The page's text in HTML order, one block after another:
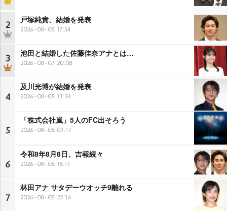
2 戸塚純貴、結婚を発表
2026-08-08 17:54
3 池田と結婚した佐藤佳奈アナとは…
2026-08-07 20:08
4
及川光博が結婚を発表
2026-08-08 11:34
5
「株式会社嵐」5人のFC出そろう
2026-08-08 09:17
6
令和8年8月8日、吉報続々
2026-08-08 18:17
7
林田アナ サタデーウオッチ9離れる
2026-08-08 22:14